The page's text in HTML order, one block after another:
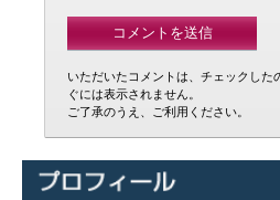
いただいたコメントは、チェックした
ぐには表示されません。
ご了承のうえ、ご利用ください。